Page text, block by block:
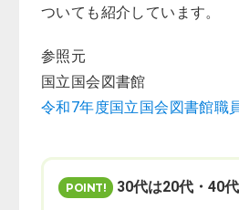
ついても紹介しています。
参照元
国立国会図書館
令和7年度国立国会図書館職
30代は20代・40